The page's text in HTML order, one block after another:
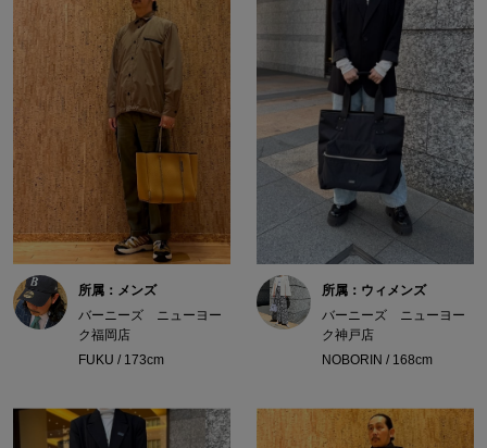
所属：メンズ
バーニーズ ニューヨー
ク福岡店
FUKU / 173cm
所属：ウィメンズ
バーニーズ ニューヨー
ク神戸店
NOBORIN / 168cm